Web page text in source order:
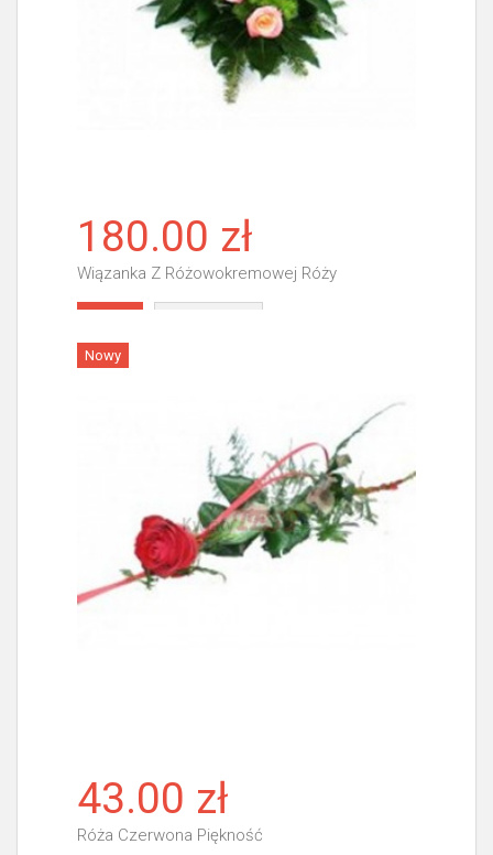
180.00 zł
Wiązanka Z Różowokremowej Róży
Nowy
43.00 zł
Róża Czerwona Piękność